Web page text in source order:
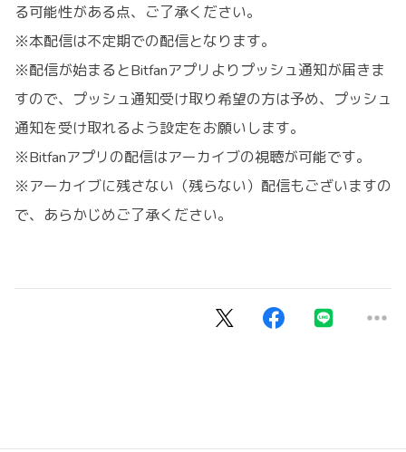
る可能性がある点、ご了承ください。
※本配信は不定期での配信となります。
※配信が始まるとBitfanアプリよりプッシュ通知が届きま
すので、プッシュ通知受け取り希望の方は予め、プッシュ
通知を受け取れるよう設定をお願いします。
※Bitfanアプリの配信はアーカイブの視聴が可能です。
※アーカイブに残さない（残らない）配信もございますの
で、あらかじめご了承ください。